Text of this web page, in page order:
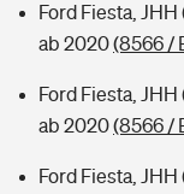
Ford Fiesta, JHH
ab 2020(8566 /
Ford Fiesta, JHH
ab 2020(8566 /
Ford Fiesta, JHH